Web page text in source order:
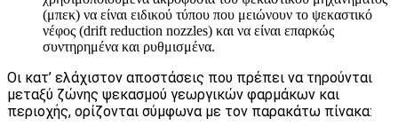
(μπεκ) να είναι ειδικού τύπου που μειώνουν το ψεκαστικό
νέφος (drift reduction nozzles) και να είναι επαρκώς
συντηρημένα και ρυθμισμένα.
Οι κατ’ ελάχιστον αποστάσεις που πρέπει να τηρούνται
μεταξύ ζώνης ψεκασμού γεωργικών φαρμάκων και
περιοχής, ορίζονται σύμφωνα με τον παρακάτω πίνακα: